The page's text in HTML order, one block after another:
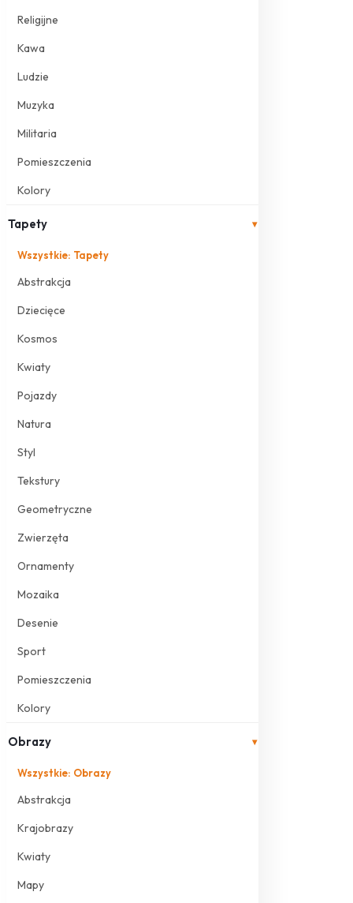
Religijne
Kawa
Ludzie
Muzyka
Militaria
Pomieszczenia
Kolory
Tapety ▾
Wszystkie: Tapety
Abstrakcja
Dziecięce
Kosmos
Kwiaty
Pojazdy
Natura
Styl
Tekstury
Geometryczne
Zwierzęta
Ornamenty
Mozaika
Desenie
Sport
Pomieszczenia
Kolory
Obrazy ▾
Wszystkie: Obrazy
Abstrakcja
Krajobrazy
Kwiaty
Mapy